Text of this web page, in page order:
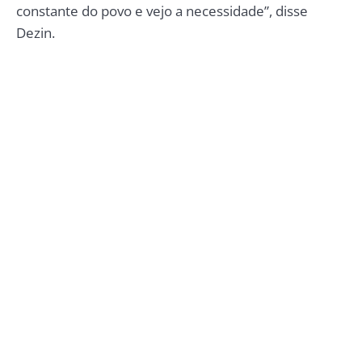
constante do povo e vejo a necessidade”, disse
Dezin.